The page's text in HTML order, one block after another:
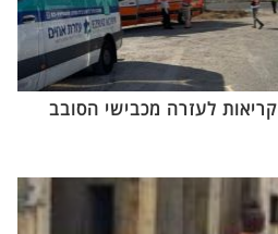
שבת עמוסה במיוחד- 45 קריאות לעזרה מכבישי הסובב